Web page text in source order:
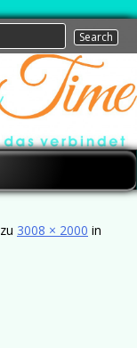
zu 3008 × 2000 in